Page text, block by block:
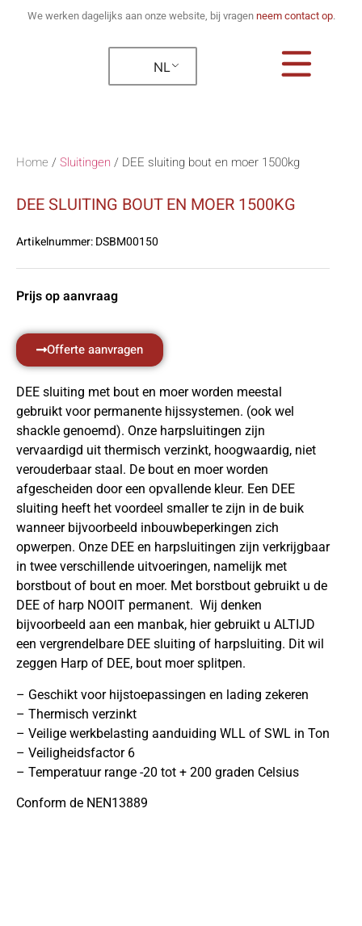
We werken dagelijks aan onze website, bij vragen neem contact op.
NL
Home /Sluitingen / DEE sluiting bout en moer 1500kg
DEE SLUITING BOUT EN MOER 1500KG
Artikelnummer:DSBM00150
Prijs op aanvraag
Offerte aanvragen
DEE sluiting met bout en moer worden meestal
gebruikt voor permanente hijssystemen. (ook wel
shackle genoemd). Onze harpsluitingen zijn
vervaardigd uit thermisch verzinkt, hoogwaardig, niet
verouderbaar staal. De bout en moer worden
afgescheiden door een opvallende kleur. Een DEE
sluiting heeft het voordeel smaller te zijn in de buik
wanneer bijvoorbeeld inbouwbeperkingen zich
opwerpen. Onze DEE en harpsluitingen zijn verkrijgbaar
in twee verschillende uitvoeringen, namelijk met
borstbout of bout en moer. Met borstbout gebruikt u de
DEE of harp NOOIT permanent. Wij denken
bijvoorbeeld aan een manbak, hier gebruikt u ALTIJD
een vergrendelbare DEE sluiting of harpsluiting. Dit wil
zeggen Harp of DEE, bout moer splitpen.
– Geschikt voor hijstoepassingen en lading zekeren
– Thermisch verzinkt
– Veilige werkbelasting aanduiding WLL of SWL in Ton
– Veiligheidsfactor 6
– Temperatuur range -20 tot + 200 graden Celsius
Conform de NEN13889